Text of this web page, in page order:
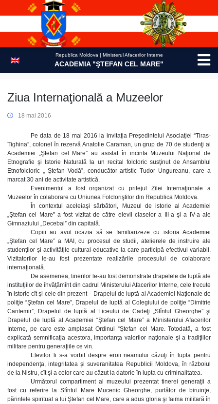
Republica Moldova | Ministerul Afacerilor Interne
ACADEMIA "ŞTEFAN CEL MARE"
Ziua Internaţională a Muzeelor
18 mai 2016
Pe data de 18 mai 2016 la invitaţia Preşedintelui Asociaţiei “Tiras-
Tighina”, colonel în rezervă Anatolie Caraman, un grup de 70 de studenţi ai
Academiei „Ştefan cel Mare” au asistat în incinta Muzeului Naţional de
Etnografie şi Istorie Naturală la un recital folcloric susţinut de Ansamblul
Etnofolcloric „ Ştefan Vodă”, conducător artistic Tudor Ungureanu, care a
marcat 30 ani de activitate artistică.
Evenimentul a fost organizat cu prilejul Zilei Internaţionale a
Muzeelor în colaborare cu Uniunea Folcloriştilor din Republica Moldova.
În contextul aceleiaşi sărbători, Muzeul de istorie al Academiei
„Ştefan cel Mare” a fost vizitat de către elevii claselor a III-a şi a IV-a ale
Gimnaziului „Decebal” din capitală.
Copiii au avut ocazia să se familiarizeze cu istoria Academiei
„Ştefan cel Mare” a MAI, cu procesul de studii, atelierele de instruire ale
studenţilor şi activităţile cultural-educative la care participă efectivul variabil.
Vizitatorilor le-au fost prezentate realizările procesului de colaborare
internaţională.
De asemenea, tinerilor le-au fost demonstrate drapelele de luptă ale
instituţiilor de învăţămînt din cadrul Ministerului Afacerilor Interne, cele trecute
în istorie cît şi cele din prezent – Drapelul de luptă al Academiei Naţionale de
poliţie “Ştefan cel Mare”, Drapelul de luptă al Colegiului de poliţie “Dimitrie
Cantemir”, Drapelul de luptă al Liceului de Cadeţi „Sfîntul Gheorghe” şi
Drapelul de luptă al Academiei “Ştefan cel Mare” a Ministerului Afacerilor
Interne, pe care este amplasat Ordinul “Ştefan cel Mare. Totodată, a fost
explicată semnificaţia acestora, importanţa valorilor naţionale şi a tradiţiilor
militare pentru generaţiile ce vin.
Elevilor li s-a vorbit despre eroii neamului căzuţi în lupta pentru
independenţa, integritatea şi suveranitatea Republicii Moldova, în războiul
de la Nistru, cît şi a celor care au căzut la datorie în lupta cu criminalitatea.
Următorul compartiment al muzeului prezentat tinerei generaţii a
fost cu referire la Sfîntul Mare Mucenic Gheorghe, purtător de biruinţe,
părintele spiritual a lui Ştefan cel Mare, care a adus gloria şi faima militară în